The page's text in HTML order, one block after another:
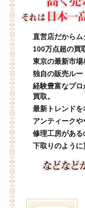
直営店だからム
100万点超の買
東京の最新市場
独自の販売ルー
経験豊富なプ
買取。
最新トレンドを
アンティークや
修理工房がある
下取りのように